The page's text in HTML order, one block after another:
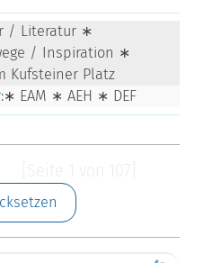
/ Literatur ∗
/ Inspiration ∗
Kufsteiner Platz
∗ EAM ∗ AEH ∗ DEF